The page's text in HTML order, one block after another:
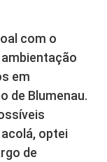
com o
em
de Blumenau.
optei
de